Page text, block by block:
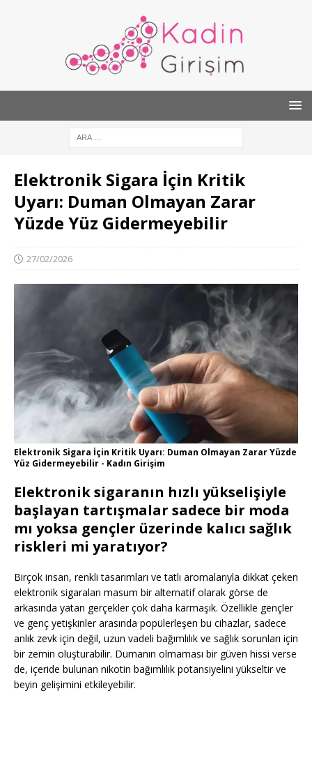
Elektronik Sigara İçin Kritik
Uyarı: Duman Olmayan Zarar
Yüzde Yüz Gidermeyebilir
27/02/2026
Elektronik Sigara İçin Kritik Uyarı: Duman Olmayan Zarar Yüzde
Yüz Gidermeyebilir - Kadın Girişim
Elektronik sigaranın hızlı yükselişiyle
başlayan tartışmalar sadece bir moda
mı yoksa gençler üzerinde kalıcı sağlık
riskleri mi yaratıyor?
Birçok insan, renkli tasarımları ve tatlı aromalarıyla dikkat çeken
elektronik sigaraları masum bir alternatif olarak görse de
arkasında yatan gerçekler çok daha karmaşık. Özellikle gençler
ve genç yetişkinler arasında popülerleşen bu cihazlar, sadece
anlık zevk için değil, uzun vadeli bağımlılık ve sağlık sorunları için
bir zemin oluşturabilir. Dumanın olmaması bir güven hissi verse
de, içeride bulunan nikotin bağımlılık potansiyelini yükseltir ve
beyin gelişimini etkileyebilir.